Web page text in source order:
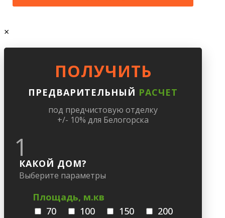
×
ПОЛУЧИТЬ
ПРЕДВАРИТЕЛЬНЫЙ РАСЧЕТ
под предчистовую отделку
+/- 10% для Белогорска
1
КАКОЙ ДОМ?
Выберите параметры
Площадь, м.кв
70
100 150
200